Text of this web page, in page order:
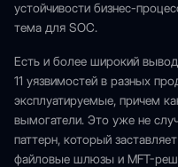
устойчивости бизнес-
тема для SOC.
Есть и более широкий
11 уязвимостей в разных
эксплуатируемые, причем
вымогатели. Это уже не
паттерн, который
файловые шлюзы и MFT-